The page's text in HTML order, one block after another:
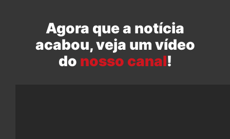
Agora que a notícia
acabou, veja um vídeo
do nosso canal!